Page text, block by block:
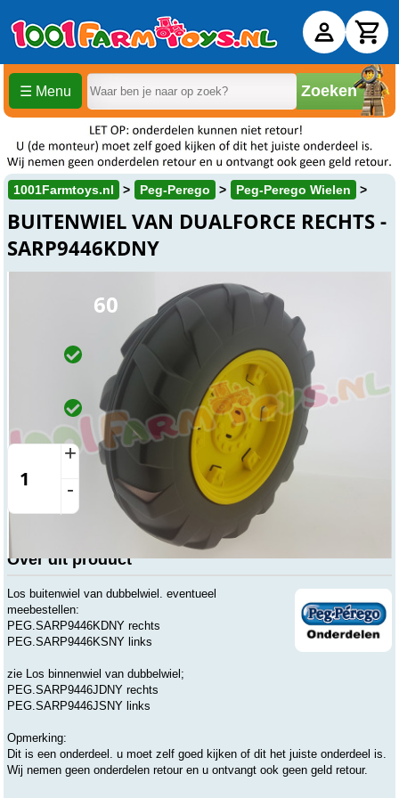
☰ Menu Zoeken
1001Farmtoys.nl Peg-Perego Peg-Perego Wielen
BUITENWIEL VAN DUALFORCE RECHTS -
SARP9446KDNY
€ 19,60
Op voorraad
Op werkdagen voor 15:00 uur besteld, wordt dezelfde dag
verzonden.
Op voorraad
Vandaag open vanaf 8:00 tot 17:30
+
-
Artikelnummer: SARP9446KDNY
Over dit product
Los buitenwiel van dubbelwiel. eventueel
meebestellen:
PEG.SARP9446KDNY rechts
PEG.SARP9446KSNY links
zie Los binnenwiel van dubbelwiel;
PEG.SARP9446JDNY rechts
PEG.SARP9446JSNY links
Opmerking:
Dit is een onderdeel. u moet zelf goed kijken of dit het juiste onderdeel is.
Wij nemen geen onderdelen retour en u ontvangt ook geen geld retour.